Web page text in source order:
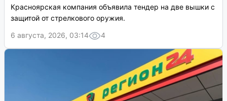
Красноярская компания объявила тендер на две вышки с
защитой от стрелкового оружия.
6 августа, 2026, 03:14
4